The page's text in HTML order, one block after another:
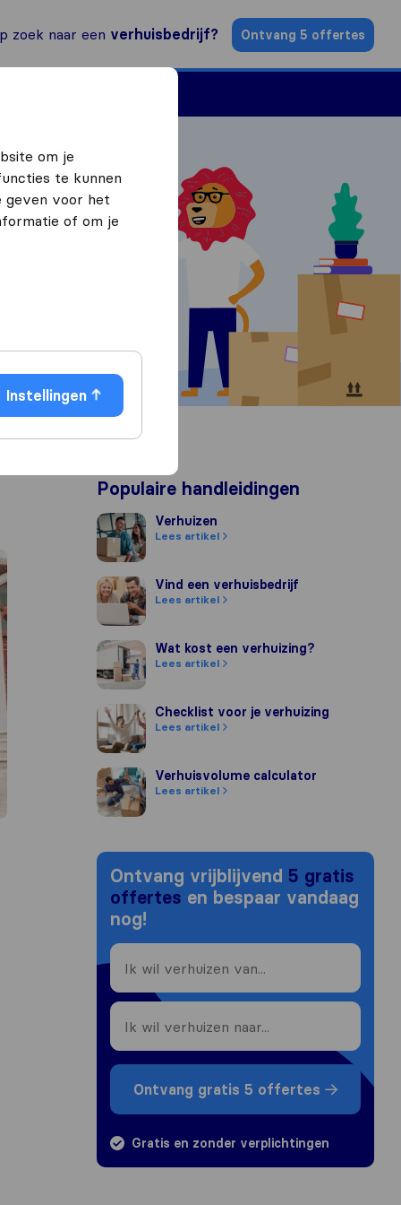
zoek naar een verhuisbedrijf? Ontvang 5 offertes
Populaire handleidingen
VerhuizenVerhuizen
Lees artikel
Vind een verhuisbedrijf
Vind een verhuisbedrijf
Lees artikel
Wat kost een verhuizing?
Wat kost een verhuizing?
Lees artikel
Checklist voor je verhuizing
Checklist voor je verhuizing
Lees artikel
Verhuisvolume calculator
Verhuisvolume calculator
Lees artikel
Ontvang vrijblijvend 5 gratis
offertes en bespaar vandaag
nog!
Ontvang gratis 5 offertes
Gratis en zonder verplichtingen
om je
te kunnen
geven voor het
of om je
Instellingen